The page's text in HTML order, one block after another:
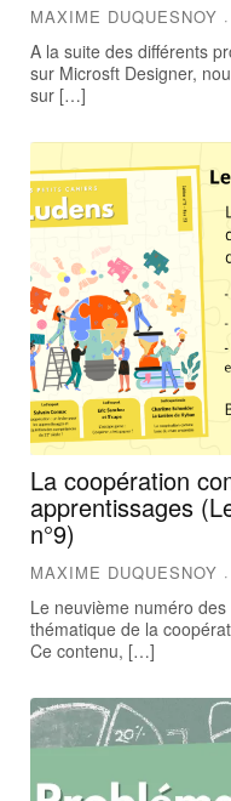
MAXIME DUQUESNOY
A la suite des différents
sur Microsft Designer,
sur […]
La coopération
apprentissages
n°9)
MAXIME DUQUESNOY
Le neuvième numéro
thématique de la
Ce contenu, […]